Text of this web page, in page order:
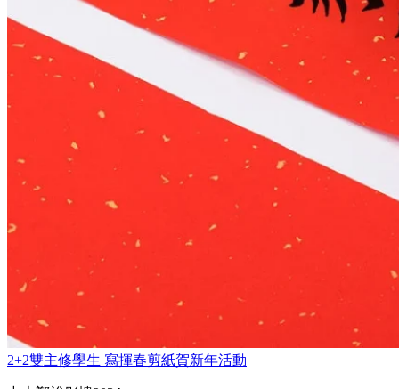
2+2雙主修學生 寫揮春剪紙賀新年活動